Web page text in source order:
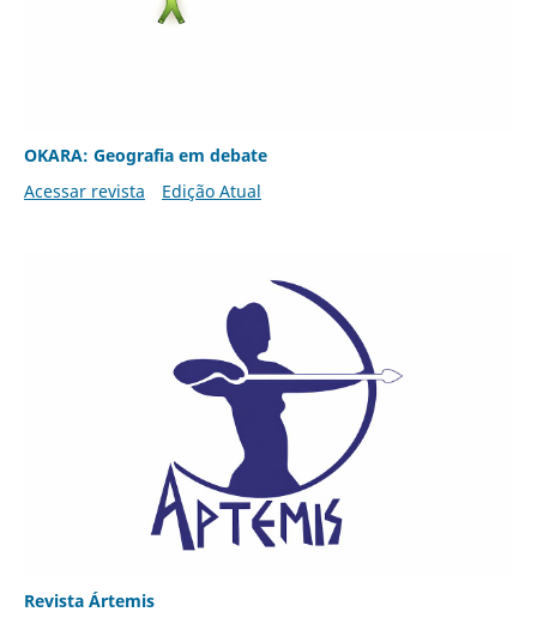
OKARA: Geografia em debate
Acessar revista
Edição Atual
Revista Ártemis